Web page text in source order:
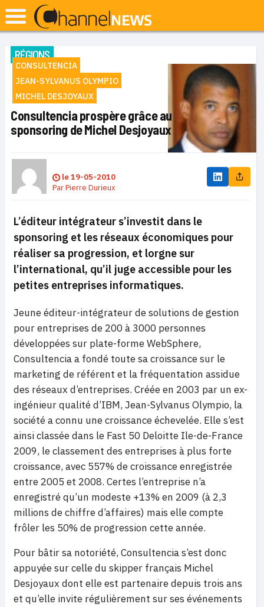
RÉGIONS
CONSULTENCIA
JEAN-SYLVANUS OLYMPIO
MICHEL DESJOYAUX
Consultencia prospère grâce au
sponsoring de Michel Desjoyaux
le19-05-2010
ParPierre Durieux
L’éditeur intégrateur s’investit dans le
sponsoring et les réseaux économiques pour
réaliser sa progression, et lorgne sur
l’international, qu’il juge accessible pour les
petites entreprises informatiques.
Jeune éditeur-intégrateur de solutions de gestion
pour entreprises de 200 à 3000 personnes
développées sur plate-forme WebSphere,
Consultencia a fondé toute sa croissance sur le
marketing de référent et la fréquentation assidue
des réseaux d’entreprises. Créée en 2003 par un ex-
ingénieur qualité d’IBM, Jean-Sylvanus Olympio, la
société a connu une croissance échevelée. Elle s’est
ainsi classée dans le Fast 50 Deloitte Ile-de-France
2009, le classement des entreprises à plus forte
croissance, avec 557% de croissance enregistrée
entre 2005 et 2008. Certes l’entreprise n’a
enregistré qu’un modeste +13% en 2009 (à 2,3
millions de chiffre d’affaires) mais elle compte
frôler les 50% de progression cette année.
Pour bâtir sa notoriété, Consultencia s’est donc
appuyée sur celle du skipper français Michel
Desjoyaux dont elle est partenaire depuis trois ans
et qu’elle invite régulièrement sur ses événements